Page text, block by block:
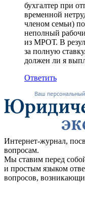
бухгалтер при
временной
членом семьи)
неполный
из МРОТ. В
за полную
должен ли я
Ответить
Интернет-журнал,
вопросам.
Мы ставим перед
и простым языком
вопросов,